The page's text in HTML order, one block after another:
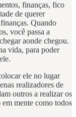
finanças, fico
de querer
Quando
você passa a
aonde chegou.
vida, para poder
ele no lugar
realizadores de
outros a realizar os
mente como todos